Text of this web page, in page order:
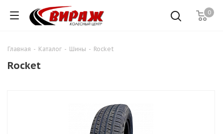
0
Главная - Каталог - Шины - Rocket
Rocket